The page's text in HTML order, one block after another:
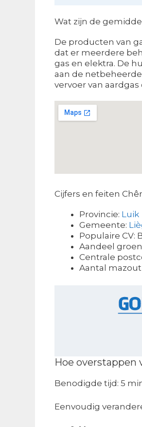
Wat zijn de
De producten van
dat er meerdere
gas en elektra. De
aan de
vervoer van
Cijfers en feiten
Provincie: Luik
Gemeente:
Populaire CV:
Aandeel
Centrale
Aantal
Hoe
Benodigde tijd: 5
Eenvoudig